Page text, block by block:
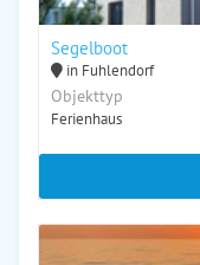
Segelboot
in Fuhlendorf
Objekttyp
Ferienhaus